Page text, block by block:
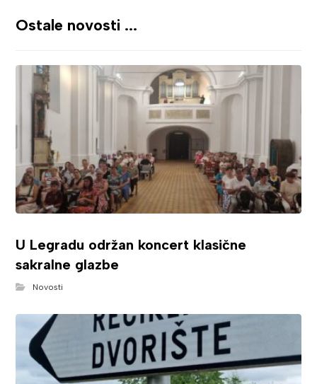
Ostale novosti ...
U Legradu održan koncert klasične
sakralne glazbe
Novosti